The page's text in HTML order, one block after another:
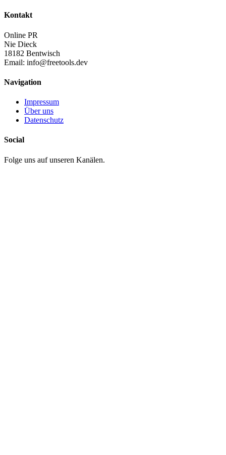
Kontakt
Online PR
Nie Dieck
18182 Bentwisch
Email: info@freetools.dev
Navigation
Impressum
Über uns
Datenschutz
Social
Folge uns auf unseren Kanälen.